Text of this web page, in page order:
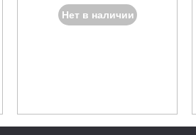
Нет в наличии